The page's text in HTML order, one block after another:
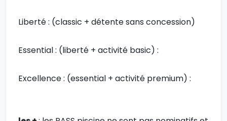
Liberté : (classic + détente sans concession)
Essential : (liberté + activité basic) :
Excellence : (essential + activité premium) :